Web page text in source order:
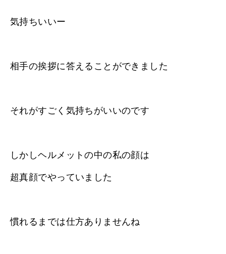
気持ちいいー
相手の挨拶に答えることができました
それがすごく気持ちがいいのです
しかしヘルメットの中の私の顔は
超真顔でやっていました
慣れるまでは仕方ありませんね